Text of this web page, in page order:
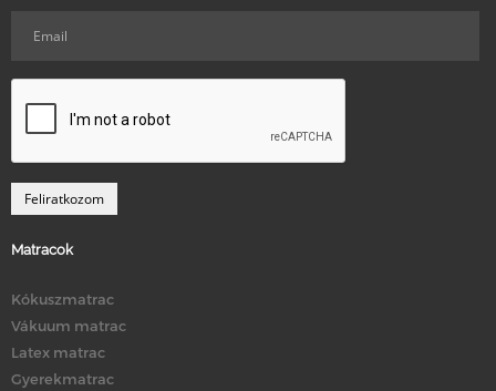
Matracok
Kókuszmatrac
Vákuum matrac
Latex matrac
Gyerekmatrac